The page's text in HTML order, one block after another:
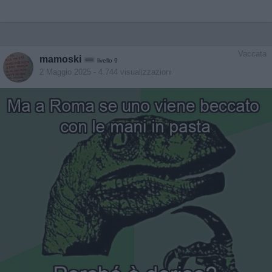
Vaccata
mamoski livello 9
2 Maggio 2025 - 4.744 visualizzazioni